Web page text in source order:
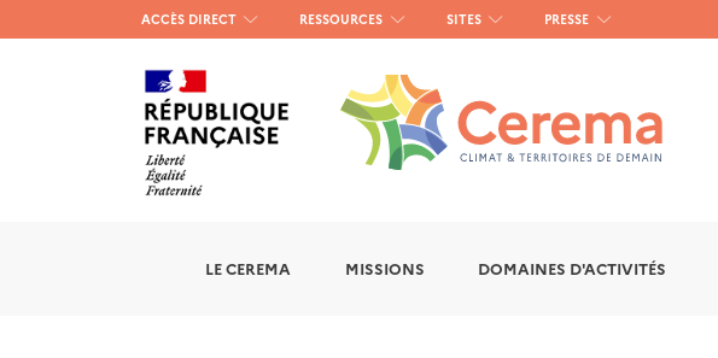
Menu
haut
gauche
ACCÈS DIRECT RESSOURCES SITES PRESSE
LE CEREMA MISSIONS DOMAINES D'ACTIVITÉS